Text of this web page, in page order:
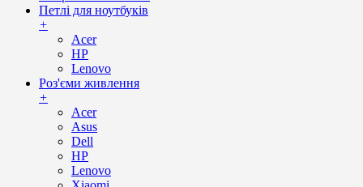
Петлі для ноутбуків
+
Acer
HP
Lenovo
Роз'єми живлення
+
Acer
Asus
Dell
HP
Lenovo